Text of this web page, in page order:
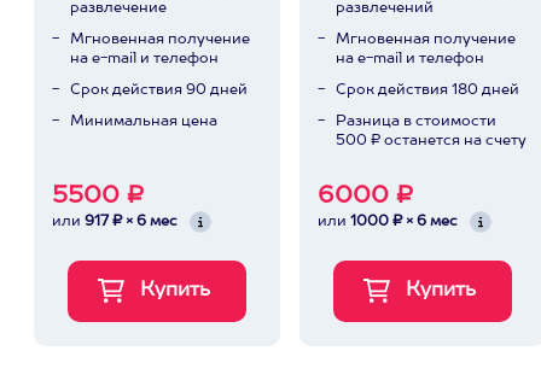
развлечение
Мгновенная получение
на e-mail и телефон
Срок действия 90 дней
Минимальная цена
5500 ₽
или 917 ₽ × 6 мес
развлечений
Мгновенная получение
на e-mail и телефон
Срок действия 180 дней
Разница в стоимости
500 ₽ останется на счету
6000 ₽
или 1000 ₽ × 6 мес